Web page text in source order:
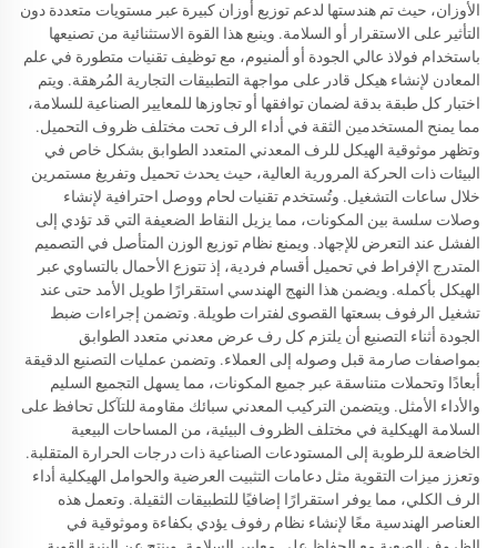
الأوزان، حيث تم هندستها لدعم توزيع أوزان كبيرة عبر مستويات متعددة دون
التأثير على الاستقرار أو السلامة. وينبع هذا القوة الاستثنائية من تصنيعها
باستخدام فولاذ عالي الجودة أو ألمنيوم، مع توظيف تقنيات متطورة في علم
المعادن لإنشاء هيكل قادر على مواجهة التطبيقات التجارية المُرهقة. ويتم
اختبار كل طبقة بدقة لضمان توافقها أو تجاوزها للمعايير الصناعية للسلامة،
مما يمنح المستخدمين الثقة في أداء الرف تحت مختلف ظروف التحميل.
وتظهر موثوقية الهيكل للرف المعدني المتعدد الطوابق بشكل خاص في
البيئات ذات الحركة المرورية العالية، حيث يحدث تحميل وتفريغ مستمرين
خلال ساعات التشغيل. وتُستخدم تقنيات لحام ووصل احترافية لإنشاء
وصلات سلسة بين المكونات، مما يزيل النقاط الضعيفة التي قد تؤدي إلى
الفشل عند التعرض للإجهاد. ويمنع نظام توزيع الوزن المتأصل في التصميم
المتدرج الإفراط في تحميل أقسام فردية، إذ تتوزع الأحمال بالتساوي عبر
الهيكل بأكمله. ويضمن هذا النهج الهندسي استقرارًا طويل الأمد حتى عند
تشغيل الرفوف بسعتها القصوى لفترات طويلة. وتضمن إجراءات ضبط
الجودة أثناء التصنيع أن يلتزم كل رف عرض معدني متعدد الطوابق
بمواصفات صارمة قبل وصوله إلى العملاء. وتضمن عمليات التصنيع الدقيقة
أبعادًا وتحملات متناسقة عبر جميع المكونات، مما يسهل التجميع السليم
والأداء الأمثل. ويتضمن التركيب المعدني سبائك مقاومة للتآكل تحافظ على
السلامة الهيكلية في مختلف الظروف البيئية، من المساحات البيعية
الخاضعة للرطوبة إلى المستودعات الصناعية ذات درجات الحرارة المتقلبة.
وتعزز ميزات التقوية مثل دعامات التثبيت العرضية والحوامل الهيكلية أداء
الرف الكلي، مما يوفر استقرارًا إضافيًا للتطبيقات الثقيلة. وتعمل هذه
العناصر الهندسية معًا لإنشاء نظام رفوف يؤدي بكفاءة وموثوقية في